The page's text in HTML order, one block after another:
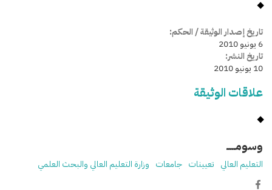
تاريخ إصدار الوثيقة / الحكم:
6 يونيو 2010
تاريخ النشر:
10 يونيو 2010
علاقات الوثيقة
وسومـــــ
التعليم العالي تعيينات جامعات وزارة التعليم العالي والبحث العلمي